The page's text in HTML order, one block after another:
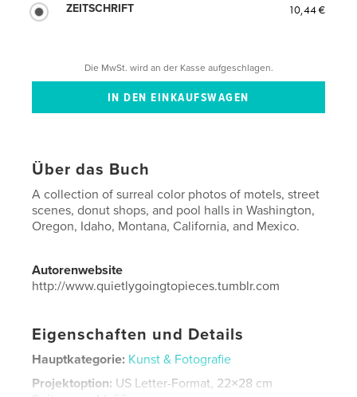
ZEITSCHRIFT
10,44 €
Die MwSt. wird an der Kasse aufgeschlagen.
Über das Buch
A collection of surreal color photos of motels, street
scenes, donut shops, and pool halls in Washington,
Oregon, Idaho, Montana, California, and Mexico.
Autorenwebsite
http://www.quietlygoingtopieces.tumblr.com
Eigenschaften und Details
Hauptkategorie: Kunst & Fotografie
Projektoption: US Letter-Format, 22×28 cm